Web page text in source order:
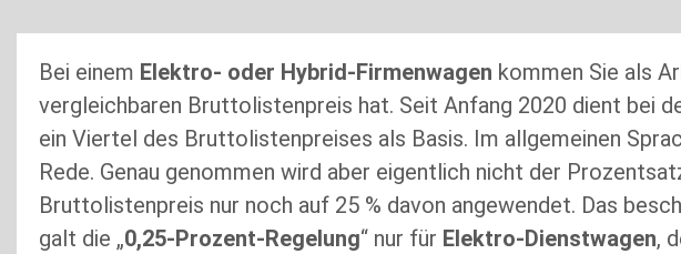
Bei einem Elektro- oder Hybrid-Firmenwagen kommen Sie als
vergleichbaren Bruttolistenpreis hat. Seit Anfang 2020 dient bei
ein Viertel des Bruttolistenpreises als Basis. Im allgemeinen
Rede. Genau genommen wird aber eigentlich nicht der
Bruttolistenpreis nur noch auf 25 % davon angewendet. Das
galt die „0,25-Prozent-Regelung“ nur für Elektro-Dienstwagen,